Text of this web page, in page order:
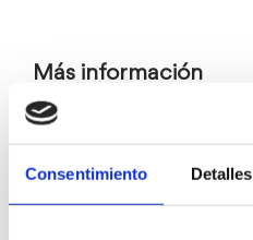
Consentimiento Detalles
Más información